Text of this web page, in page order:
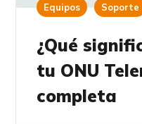
Equipos Soporte
¿Qué
tu ONU
completa